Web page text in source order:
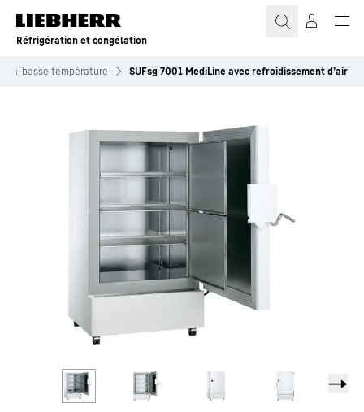
Réfrigération et congélation
basse température SUFsg 7001 MediLine avec refroidissement d’air